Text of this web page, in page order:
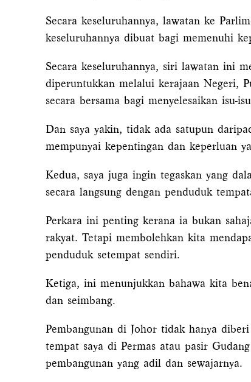
Secara keseluruhannya, lawatan ke
keseluruhannya dibuat bagi memenuhi
Secara keseluruhannya, siri lawatan ini
diperuntukkan melalui kerajaan Negeri,
secara bersama bagi menyelesaikan isu-
Dan saya yakin, tidak ada satupun
mempunyai kepentingan dan keperluan
Kedua, saya juga ingin tegaskan yang
secara langsung dengan penduduk
Perkara ini penting kerana ia bukan
rakyat. Tetapi membolehkan kita
penduduk setempat sendiri.
Ketiga, ini menunjukkan bahawa kita
dan seimbang.
Pembangunan di Johor tidak hanya
tempat saya di Permas atau pasir
pembangunan yang adil dan sewajarnya.